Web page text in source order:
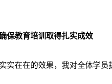
保教育培训取得扎实成效
实在在的效果，我对全体学员